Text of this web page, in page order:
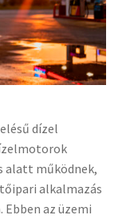
dízel
alatt működnek,
alkalmazás
az üzemi